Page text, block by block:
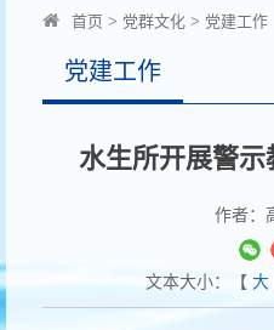
首页 > 党群文化 > 党建工作
党建工作
水生所开展警
作者：
文本大小：【 大